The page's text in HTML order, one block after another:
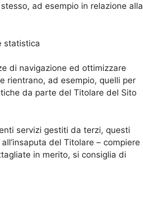
ad esempio in relazione alla
statistica
di navigazione ed ottimizzare
rientrano, ad esempio, quelli per
da parte del Titolare del Sito
servizi gestiti da terzi, questi
del Titolare – compiere
in merito, si consiglia di